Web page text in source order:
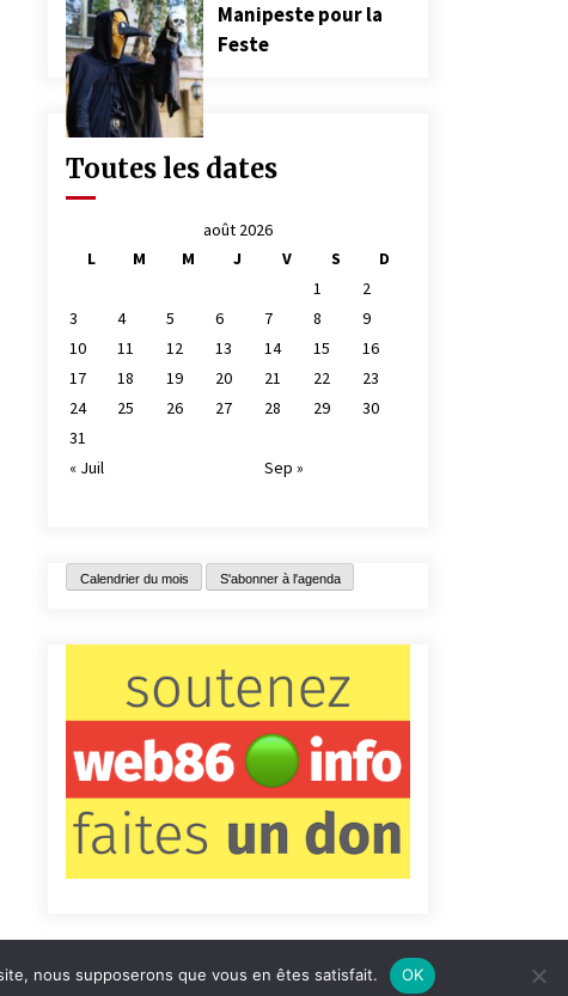
Manipeste pour la
Feste
Toutes les dates
août 2026
L
M M J V S
D
1
2
3
4 5 6 7 8
9
10
11 12 13 14 15
16
17
18 19 20 21 22
23
24
25 26 27 28 29
30
31
« Juil
Sep »
Calendrier du mois S'abonner à l'agenda
Contact Qui sommes-nous ? Informations légales
nous supposerons que vous en êtes satisfait. OK